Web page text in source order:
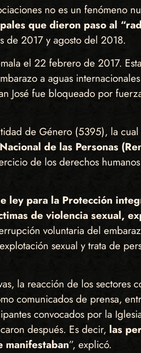
no es un fenómeno
que dieron paso al
de 2017 y agosto del 2018.
el 22 febrero de 2017.
a aguas
José fue bloqueado por
de Género (5395), la cual
de las Personas
de los derechos
ley para la Protección
de violencia sexual,
voluntaria del
sexual y trata de
la reacción de los sectores
comunicados de prensa,
convocados por la
después. Es decir, las
manifestaban”, explicó.